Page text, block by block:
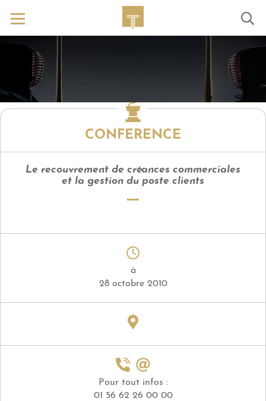
CONFERENCE
Le recouvrement de créances commerciales
et la gestion du poste clients
à
28 octobre 2010
Pour tout infos :
01 56 62 26 00 00